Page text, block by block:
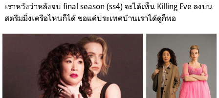
เราหวังว่าหลังจบ final season (ss4) จะได้เห็น Killing Eve ลงบน
สตรีมมิ่งเครือไหนก็ได้ ขอแค่ประเทศบ้านเราได้ดูก็พอ